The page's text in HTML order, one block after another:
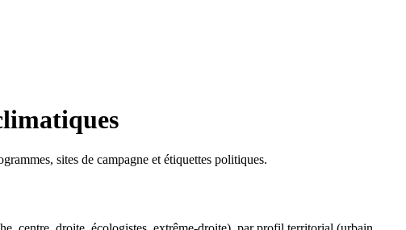
sites de campagne et étiquettes politiques.